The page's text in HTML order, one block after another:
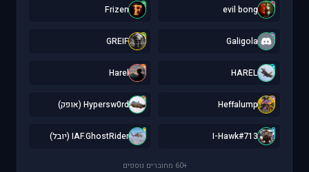
e
evil bong
F
Frizen
G
Galigola
G
GREIF
H
HAREL
H
Harel
H
Heffalump
H Hypersw0rd (אופק)
I
I-Hawk#713
I IAF.GhostRider (יובל)
+60 מחוברים נוספים